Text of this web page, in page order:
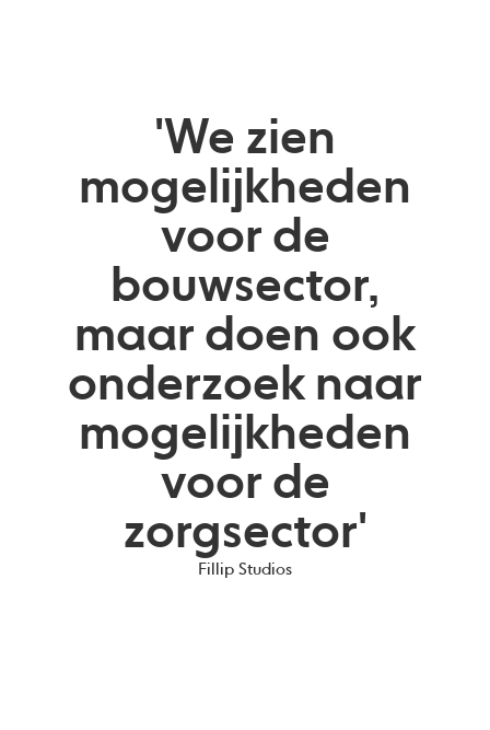
'We zien
mogelijkheden
voor de
bouwsector,
maar doen ook
onderzoek naar
mogelijkheden
voor de
zorgsector'
Fillip Studios